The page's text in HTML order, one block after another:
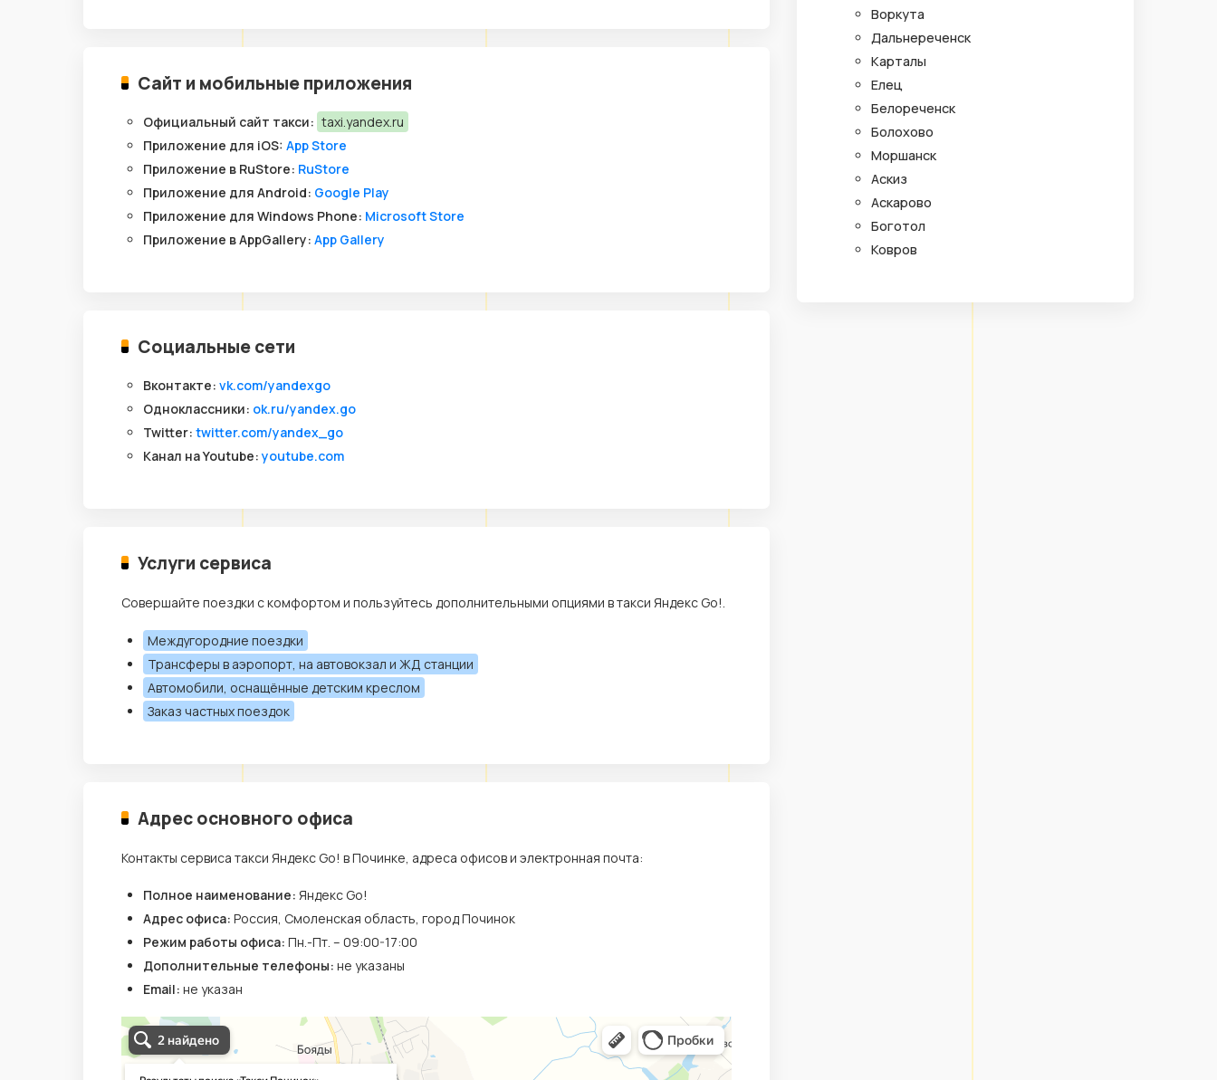
Сайт и мобильные приложения
Официальный сайт такси: taxi.yandex.ru
Приложение для iOS: App Store
Приложение в RuStore: RuStore
Приложение для Android: Google Play
Приложение для Windows Phone: Microsoft Store
Приложение в AppGallery: App Gallery
Социальные сети
Вконтакте: vk.com/yandexgo
Одноклассники: ok.ru/yandex.go
Twitter: twitter.com/yandex_go
Канал на Youtube:youtube.com
Услуги сервиса
Совершайте поездки с комфортом и пользуйтесь дополнительными опциями в такси Яндекс Go!.
Междугородние поездки
Трансферы в аэропорт, на автовокзал и ЖД станции
Автомобили, оснащённые детским креслом
Заказ частных поездок
Адрес основного офиса
Контакты сервиса такси Яндекс Go! в Починке, адреса офисов и электронная почта:
Полное наименование: Яндекс Go!
Адрес офиса: Россия, Смоленская область, город Починок
Режим работы офиса: Пн.-Пт. – 09:00-17:00
Дополнительные телефоны: не указаны
Email: не указан
Воркута
Дальнереченск
Карталы
Елец
Белореченск
Болохово
Моршанск
Аскиз
Аскарово
Боготол
Ковров